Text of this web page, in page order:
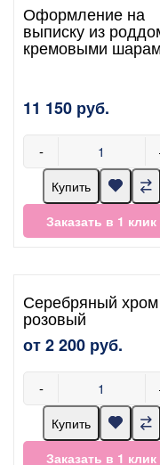
Оформление на
выписку из
кремовыми
11 150 руб.
-
Купить
Заказать в 1 клик
Серебряный
розовый
от 2 200 руб.
-
Купить
Заказать в 1 клик